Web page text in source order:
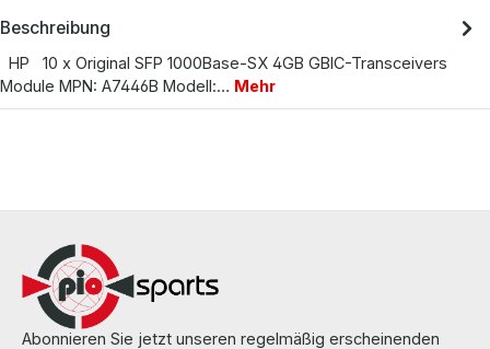
Beschreibung
HP 10 x Original SFP 1000Base-SX 4GB GBIC-Transceivers
Module MPN: A7446B Modell:… Mehr
Abonnieren Sie jetzt unseren regelmäßig erscheinenden